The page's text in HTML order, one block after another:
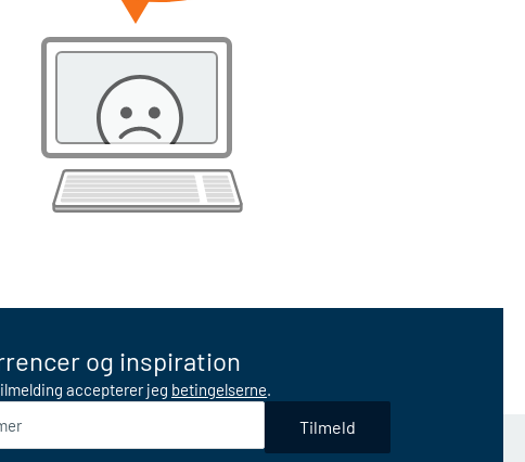
og inspiration
accepterer jeg betingelserne.
Tilmeld